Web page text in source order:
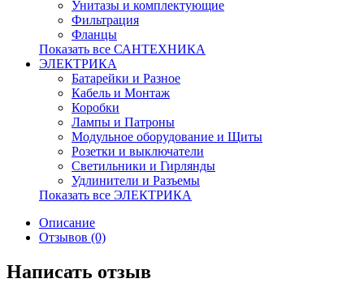
Унитазы и комплектующие
Фильтрация
Фланцы
Показать все САНТЕХНИКА
ЭЛЕКТРИКА
Батарейки и Разное
Кабель и Монтаж
Коробки
Лампы и Патроны
Модульное оборудование и Щиты
Розетки и выключатели
Светильники и Гирлянды
Удлинители и Разъемы
Показать все ЭЛЕКТРИКА
Описание
Отзывов (0)
Написать отзыв